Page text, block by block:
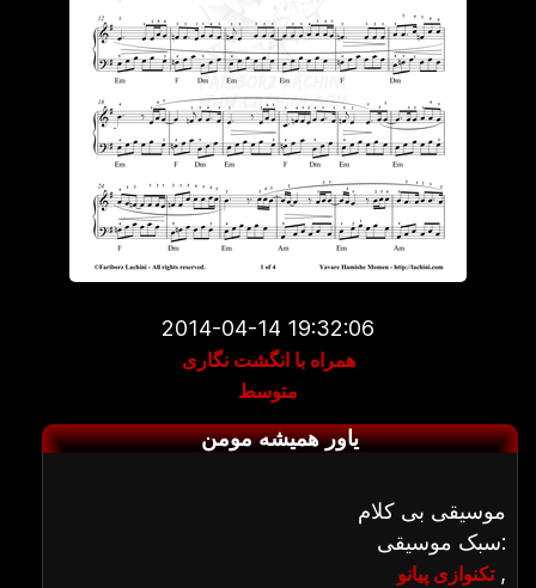
2014-04-14 19:32:06
همراه با انگشت نگاری
متوسط
یاور همیشه مومن
موسیقی بی کلام
سبک موسیقی:
تکنوازی پیانو,